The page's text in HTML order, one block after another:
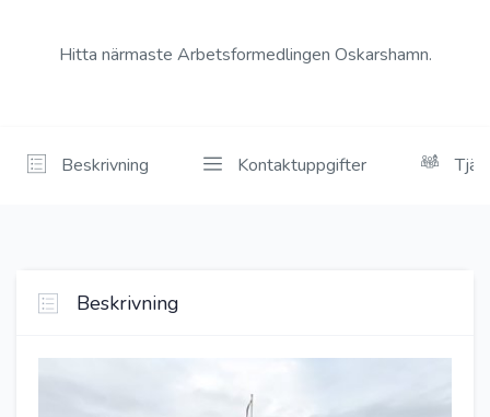
Hitta närmaste Arbetsformedlingen Oskarshamn.
Beskrivning Kontaktuppgifter
Beskrivning